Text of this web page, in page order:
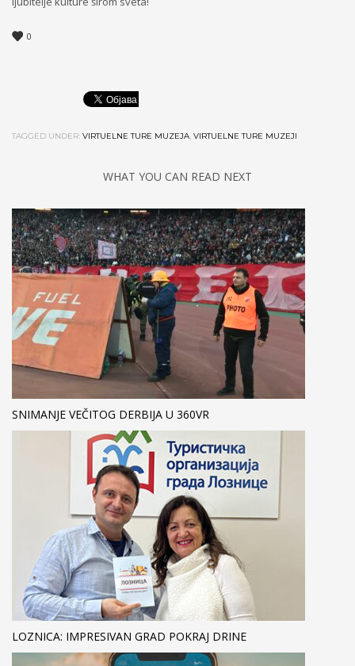
0
TAGGED UNDER: VIRTUELNE TURE MUZEJA, VIRTUELNE TURE MUZEJI
WHAT YOU CAN READ NEXT
SNIMANJE VEČITOG DERBIJA U 360VR
LOZNICA: IMPRESIVAN GRAD POKRAJ DRINE